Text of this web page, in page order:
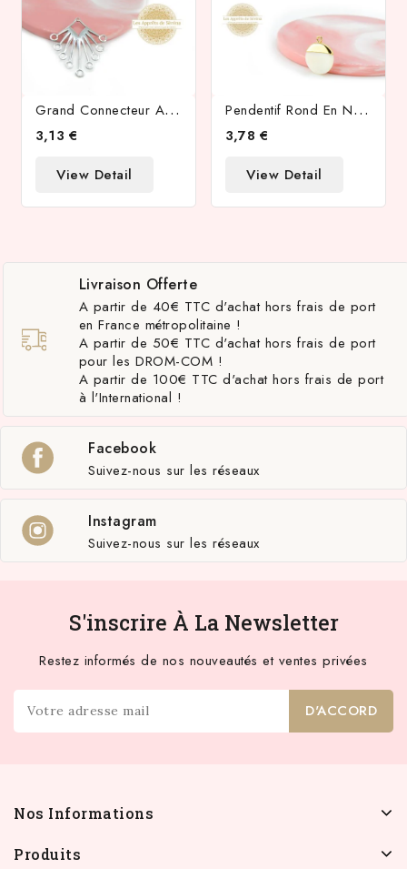
G
Rand Connecteur Acier 201 Losange Argent
3,13 €
View Detail
P
Endentif Rond En Nacre Naturelle Et Laiton
3,78 €
View Detail
Livraison Offerte
A partir de 40€ TTC d'achat hors frais de port
en France métropolitaine !
A partir de 50€ TTC d'achat hors frais de port
pour les DROM-COM !
A partir de 100€ TTC d'achat hors frais de port
à l'International !
Facebook
Suivez-nous sur les réseaux
Instagram
Suivez-nous sur les réseaux
S'inscrire À La Newsletter
Restez informés de nos nouveautés et ventes privées
Nos Informations
Produits